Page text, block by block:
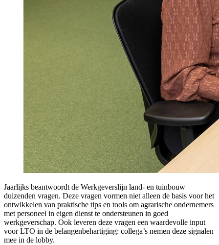
Jaarlijks beantwoordt de Werkgeverslijn land- en tuinbouw
duizenden vragen. Deze vragen vormen niet alleen de basis voor het
ontwikkelen van praktische tips en tools om agrarische ondernemers
met personeel in eigen dienst te ondersteunen in goed
werkgeverschap. Ook leveren deze vragen een waardevolle input
voor LTO in de belangenbehartiging: collega’s nemen deze signalen
mee in de lobby.